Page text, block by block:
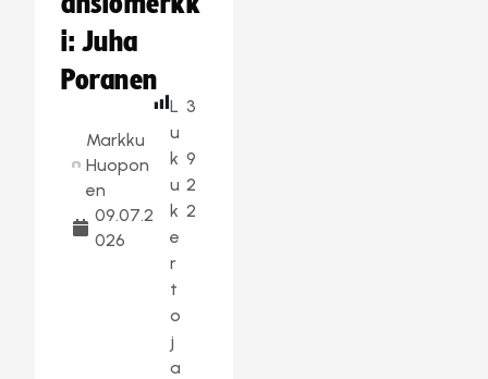
i: Juha
Poranen
Markku
Huopon
en
09.07.2
026
L
u
k
u
k
e
r
t
o
j
a
3
9
2
2